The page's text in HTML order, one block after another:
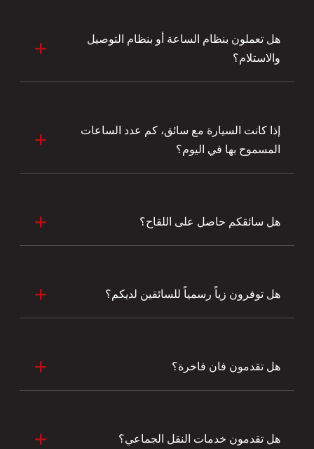
هل تعملون بنظام الساعة أو بنظام التوصيل
والاستلام؟
إذا كانت السيارة مع سائق، كم عدد الساعات
المسموح بها في اليوم؟
هل سائقكم حاصل على اللقاح؟
هل توفرون زياً رسمياً للسائقين لديكم؟
هل تقدمون فان فاخرة؟
هل تقدمون خدمات النقل الجماعي؟